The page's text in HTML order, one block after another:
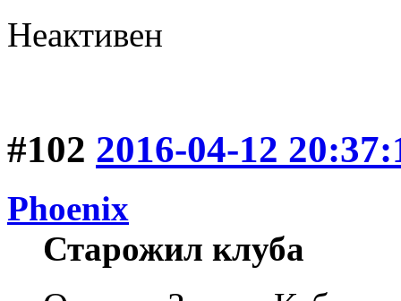
Неактивен
#102 2016-04-12
Phoenix
Старожил клуба